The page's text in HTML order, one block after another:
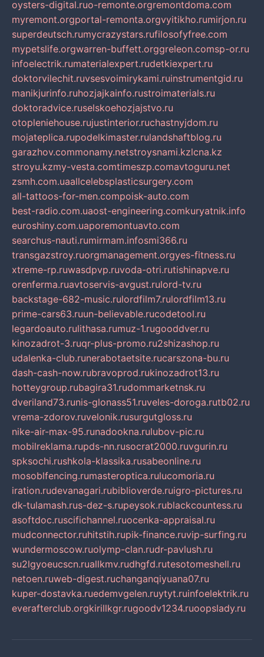
oysters-digital.ruo-remonte.orgremontdoma.com
myremont.orgportal-remonta.orgvyitikho.rumirjon.ru
superdeutsch.rumycrazystars.rufilosofyfree.com
mypetslife.orgwarren-buffett.orggreleon.comsp-or.ru
infoelectrik.rumaterialexpert.rudetkiexpert.ru
doktorvilechit.ruvsesvoimirykami.ruinstrumentgid.ru
manikjurinfo.ruhozjajkainfo.rustroimaterials.ru
doktoradvice.ruselskoehozjajstvo.ru
otopleniehouse.rujustinterior.ruchastnyjdom.ru
mojateplica.rupodelkimaster.rulandshaftblog.ru
garazhov.commonamy.netstroysnami.kzlcna.kz
stroyu.kzmy-vesta.comtimeszp.comavtoguru.net
zsmh.com.uaallcelebsplasticsurgery.com
all-tattoos-for-men.compoisk-auto.com
best-radio.com.uaost-engineering.comkuryatnik.info
euroshiny.com.uaporemontuavto.com
searchus-nauti.rumirmam.infosmi366.ru
transgazstroy.ruorgmanagement.orgyes-fitness.ru
xtreme-rp.ruwasdpvp.ruvoda-otri.rutishinapve.ru
orenferma.ruavtoservis-avgust.rulord-tv.ru
backstage-682-music.rulordfilm7.rulordfilm13.ru
prime-cars63.ruun-believable.rucodetool.ru
legardoauto.rulithasa.rumuz-1.rugooddver.ru
kinozadrot-3.ruqr-plus-promo.ru2shizashop.ru
udalenka-club.runerabotaetsite.rucarszona-bu.ru
dash-cash-now.rubravoprod.rukinozadrot13.ru
hotteygroup.rubagira31.rudommarketnsk.ru
dveriland73.runis-glonass51.ruveles-doroga.rutb02.ru
vrema-zdorov.ruvelonik.rusurgutgloss.ru
nike-air-max-95.runadookna.rulubov-pic.ru
mobilreklama.rupds-nn.rusocrat2000.ruvgurin.ru
spksochi.rushkola-klassika.rusabeonline.ru
mosoblfencing.rumasteroptica.rulucomoria.ru
iration.rudevanagari.rubiblioverde.ruigro-pictures.ru
dk-tulamash.rus-dez-s.rupeysok.rublackcountess.ru
asoftdoc.ruscifichannel.ruocenka-appraisal.ru
mudconnector.ruhitstih.rupik-finance.ruvip-surfing.ru
wundermoscow.ruolymp-clan.rudr-pavlush.ru
su2lgyoeucscn.ruallkmv.rudhgfd.rutesotomeshell.ru
netoen.ruweb-digest.ruchanganqiyuana07.ru
kuper-dostavka.ruedemvgelen.ruytyt.ruinfoelektrik.ru
everafterclub.orgkirillkgr.rugoodv1234.ruoopslady.ru